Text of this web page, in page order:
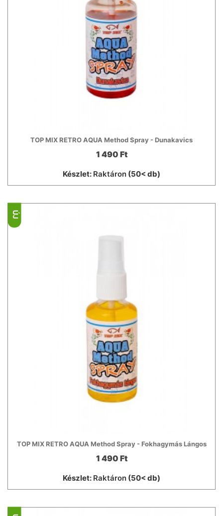
TOP MIX RETRO AQUA Method Spray - Dunakavics
1 490 Ft
Készlet: Raktáron (50< db)
TOP MIX RETRO AQUA Method Spray - Fokhagymás Lángos
1 490 Ft
Készlet: Raktáron (50< db)
ÚJ